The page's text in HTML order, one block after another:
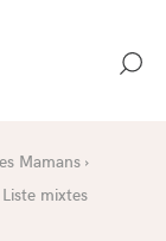
Mamans
Liste mixtes